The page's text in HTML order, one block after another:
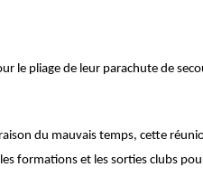
le pliage de leur parachute de
du mauvais temps, cette
formations et les sorties clubs